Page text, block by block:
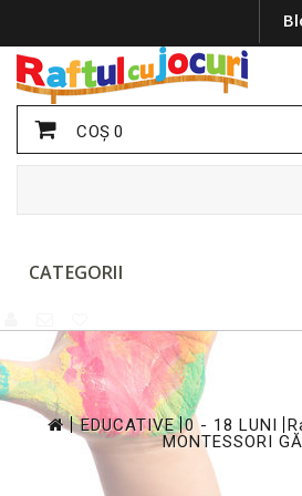
COŞ0
CATEGORII
>
EDUCATIVE
>
0 - 18 LUNI
MONTESSORI